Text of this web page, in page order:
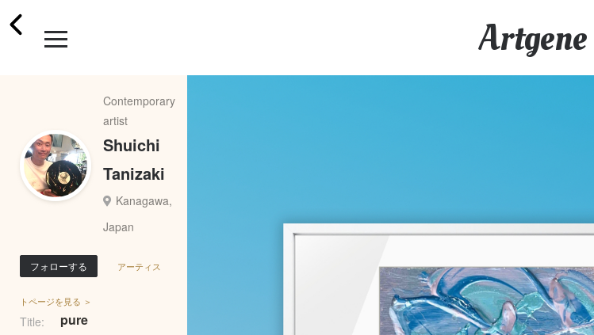
Artgene
Contemporary
artist
Shuichi
Tanizaki
Kanagawa,
Japan
フォローする アーティス
トページを見る ＞
Title: pure